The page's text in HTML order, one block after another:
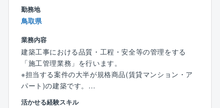
標達成を目指す風土があります。上司や先輩から積極
的に指導を受けられる環境も整っており、自身の成長
4.ワークライフバランスを実現しやすい
フレックスタイム制やテレワーク制度など、ライフス
タイルに合わせた働き方が可能です。育児や介護と仕
事の両立を支援する制度も充実しており、働きやすい
勤務地
鳥取県
業務内容
建築工事における品質・工程・安全等の管理をする
「施工管理業務」を行います。
※担当する案件の大半が規格商品(賃貸マンション・ア
パート)の建築です。
活かせる経験スキル